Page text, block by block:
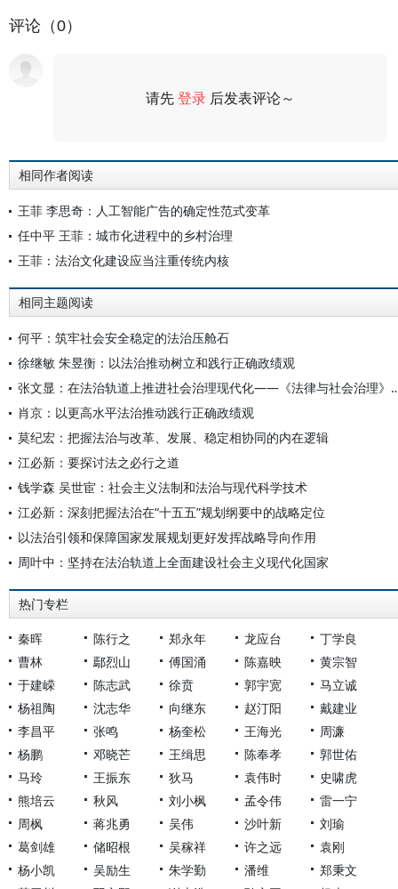
评论（0）
请先登录 后发表评论～
相同作者阅读
王菲 李思奇：人工智能广告的确定性范式变革
任中平 王菲：城市化进程中的乡村治理
王菲：法治文化建设应当注重传统内核
相同主题阅读
何平：筑牢社会安全稳定的法治压舱石
徐继敏 朱昱衡：以法治推动树立和践行正确政绩观
张文显：在法治轨道上推进社会
肖京：以更高水平法治推动践行正确政绩观
莫纪宏：把握法治与改革、发展、稳定相协同的内在逻辑
江必新：要探讨法之必行之道
钱学森 吴世宦：社会主义法制和法治与现代科学技术
江必新：深刻把握法治在“十五五”规划纲要中的战略定位
以法治引领和保障国家发展规划更好发挥战略导向作用
周叶中：坚持在法治轨道上全面建设社会主义现代化国家
热门专栏
秦晖 陈行之 郑永年 龙应台
丁学良
曹林
鄢烈山 傅国涌 陈嘉映
黄宗智
于建嵘
陈志武 徐贲 郭宇宽
马立诚
杨祖陶
沈志华 向继东 赵汀阳
戴建业
李昌平
张鸣 杨奎松 王海光
周濂
杨鹏
邓晓芒 王缉思 陈奉孝
郭世佑
马玲
王振东 狄马 袁伟时
史啸虎
熊培云
秋风 刘小枫 孟令伟
雷一宁
周枫
蒋兆勇 吴伟 沙叶新
刘瑜
葛剑雄
储昭根 吴稼祥 许之远
袁刚
杨小凯
吴励生 朱学勤 潘维
郑秉文